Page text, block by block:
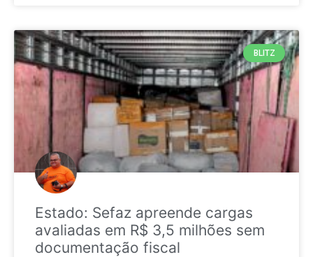
BLITZ
Estado: Sefaz apreende cargas
avaliadas em R$ 3,5 milhões sem
documentação fiscal